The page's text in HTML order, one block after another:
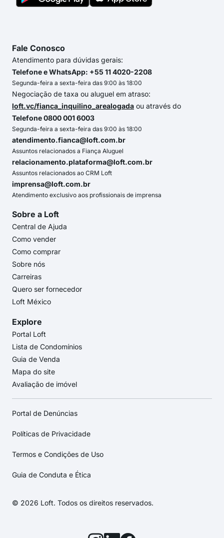
Fale Conosco
Atendimento para dúvidas gerais:
Telefone e WhatsApp: +55 11 4020-2208
Segunda-feira a sexta-feira das 9:00 às 18:00
Negociação de taxa ou aluguel em atraso:
loft.vc/fianca_inquilino_arealogada ou através do
Telefone 0800 001 6003
Segunda-feira a sexta-feira das 9:00 às 18:00
atendimento.fianca@loft.com.br
Assuntos relacionados a Fiança Aluguel
relacionamento.plataforma@loft.com.br
Assuntos relacionados ao CRM Loft
imprensa@loft.com.br
Atendimento exclusivo aos profissionais de imprensa
Sobre a Loft
Central de Ajuda
Como vender
Como comprar
Sobre nós
Carreiras
Quero ser fornecedor
Loft México
Explore
Portal Loft
Lista de Condomínios
Guia de Venda
Mapa do site
Avaliação de imóvel
Portal de Denúncias
Políticas de Privacidade
Termos e Condições de Uso
Guia de Conduta e Ética
© 2026 Loft. Todos os direitos reservados.